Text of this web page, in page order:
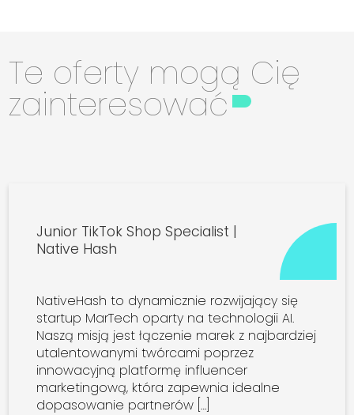
Te oferty mogą Cię
zainteresować
Junior TikTok Shop Specialist |
Native Hash
NativeHash to dynamicznie rozwijający się
startup MarTech oparty na technologii AI.
Naszą misją jest łączenie marek z najbardziej
utalentowanymi twórcami poprzez
innowacyjną platformę influencer
marketingową, która zapewnia idealne
dopasowanie partnerów […]